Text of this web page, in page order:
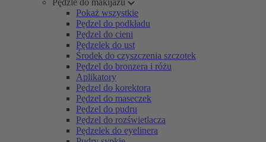
Pędzle do makijażu
Pokaż wszystkie
Pędzel do podkładu
Pędzel do cieni
Pędzelek do ust
Środek do czyszczenia szczotek
Pędzel do bronzera i różu
Aplikatory
Pędzel do korektora
Pędzel do maseczek
Pędzel do pudru
Pędzel do rozświetlacza
Pędzelek do eyelinera